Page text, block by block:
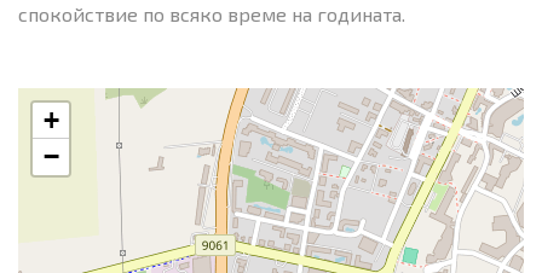
спокойствие по всяко време на годината.
+
−